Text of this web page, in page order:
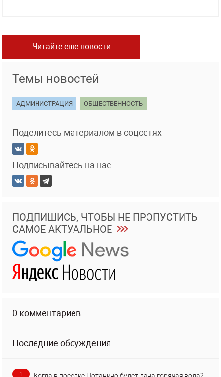
Читайте еще новости
Темы новостей
АДМИНИСТРАЦИЯ ОБЩЕСТВЕННОСТЬ
Поделитесь материалом в соцсетях
Подписывайтесь на нас
ПОДПИШИСЬ, ЧТОБЫ НЕ ПРОПУСТИТЬ
САМОЕ АКТУАЛЬНОЕ
0 комментариев
Последние обсуждения
1 Когда в поселке Потанино будет дана горячая вода?